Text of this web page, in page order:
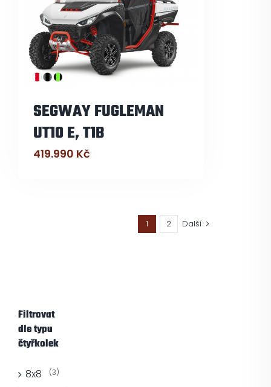
SEGWAY FUGLEMAN
UT10 E, T1B
419.990 Kč
1 2 Další
Filtrovat
dle typu
čtyřkolek
8x8 (3)